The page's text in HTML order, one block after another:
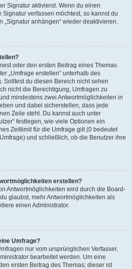
Signatur aktivierst. Wenn du einen
verfassen möchtest, so kannst du
„Signatur anhängen“ wieder deaktivieren.
oder den ersten Beitrag eines Themas
„Umfrage erstellen“ unterhalb des
Solltest du diesen Bereich nicht sehen
nicht die Berechtigung, Umfragen zu
mindestens zwei Antwortmöglichkeiten in
und dabei sicherstellen, dass jede
Zeile steht. Du kannst auch unter
festlegen, wie viele Optionen ein
Zeitlimit für die Umfrage gilt (0 bedeutet
und schließlich, ob die Benutzer ihre
erstellen?
Antwortmöglichkeiten wird durch die Board-
glaubst, mehr Antwortmöglichkeiten als
einen Administrator.
Umfrage?
nur vom ursprünglichen Verfasser,
bearbeitet werden. Um eine
ersten Beitrag des Themas; dieser ist